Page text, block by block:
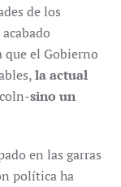
de los
el Gobierno
la actual
sino un
en las garras
política ha